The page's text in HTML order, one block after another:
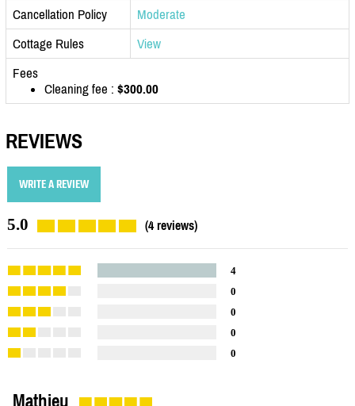
Cancellation Policy
Moderate
Cottage Rules
View
Fees
Cleaning fee : $300.00
REVIEWS
WRITE A REVIEW
5.0 (4 reviews)
4
0
0
0
0
Mathieu